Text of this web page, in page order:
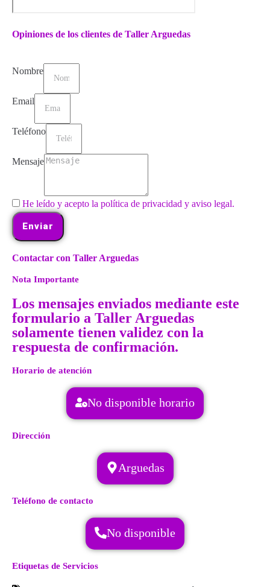
Opiniones de los clientes de Taller Arguedas
Nombre
Email
Teléfono
Mensaje
He leído y acepto la política de privacidad y aviso legal.
Enviar
Contactar con Taller Arguedas
Nota Importante
Los mensajes enviados mediante este
formulario a Taller Arguedas
solamente tienen validez con la
respuesta de confirmación.
Horario de atención
No disponible horario
Dirección
Arguedas
Teléfono de contacto
No disponible
Etiquetas de Servicios